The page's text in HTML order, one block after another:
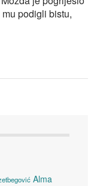
podigli bistu,
Alma